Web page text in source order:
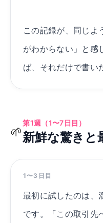
この記録が、同じよ
がわからない」と感
ば、それだけで書い
🌱
第1週（1〜7日目）
新鮮な驚きと
1〜3日目
最初に試したのは、
です。「この取引先